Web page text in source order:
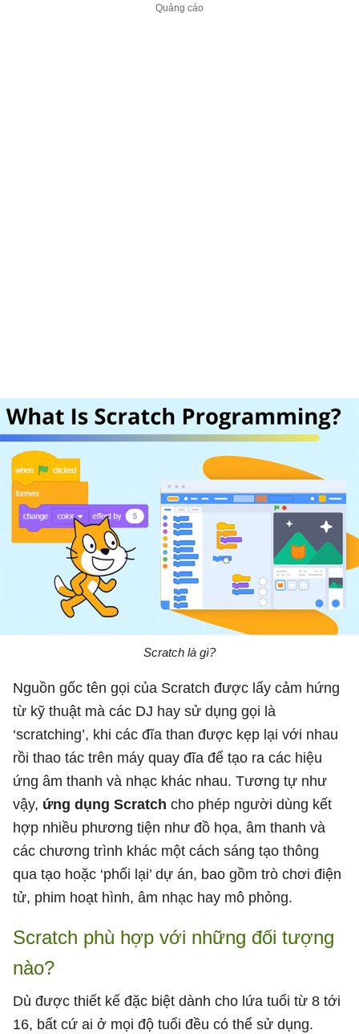
Scratch là gì?
Nguồn gốc tên gọi của Scratch được lấy cảm hứng
từ kỹ thuật mà các DJ hay sử dụng gọi là
‘scratching’, khi các đĩa than được kẹp lại với nhau
rồi thao tác trên máy quay đĩa để tạo ra các hiệu
ứng âm thanh và nhạc khác nhau. Tương tự như
vậy, ứng dụng Scratch cho phép người dùng kết
hợp nhiều phương tiện như đồ họa, âm thanh và
các chương trình khác một cách sáng tạo thông
qua tạo hoặc ‘phối lại’ dự án, bao gồm trò chơi điện
tử, phim hoạt hình, âm nhạc hay mô phỏng.
Scratch phù hợp với những đối tượng
nào?
Dù được thiết kế đặc biệt dành cho lứa tuổi từ 8 tới
16, bất cứ ai ở mọi độ tuổi đều có thể sử dụng.